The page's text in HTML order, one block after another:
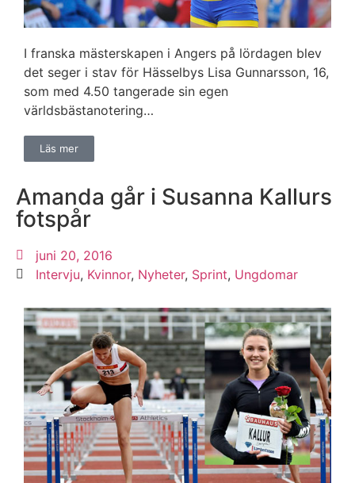
I franska mästerskapen i Angers på lördagen blev
det seger i stav för Hässelbys Lisa Gunnarsson, 16,
som med 4.50 tangerade sin egen
världsbästanotering…
Läs mer
Amanda går i Susanna Kallurs
fotspår
juni 20, 2016
Intervju, Kvinnor, Nyheter, Sprint, Ungdomar